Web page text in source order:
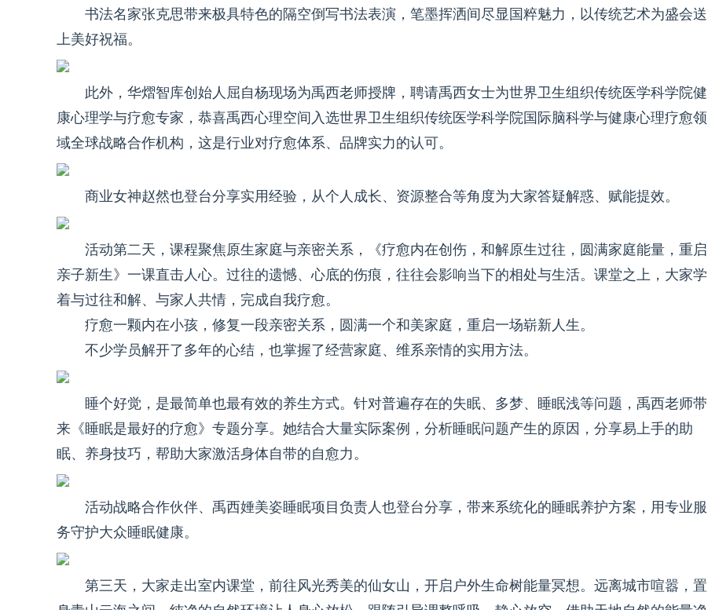
书法名家张克思带来极具特色的隔空倒写书法表演，笔墨挥洒间尽显国粹魅力，以传统艺术为盛会送
上美好祝福。
此外，华熠智库创始人屈自杨现场为禹西老师授牌，聘请禹西女士为世界卫生组织传统医学科学院健
康心理学与疗愈专家，恭喜禹西心理空间入选世界卫生组织传统医学科学院国际脑科学与健康心理疗愈领
域全球战略合作机构，这是行业对疗愈体系、品牌实力的认可。
商业女神赵然也登台分享实用经验，从个人成长、资源整合等角度为大家答疑解惑、赋能提效。
活动第二天，课程聚焦原生家庭与亲密关系，《疗愈内在创伤，和解原生过往，圆满家庭能量，重启
亲子新生》一课直击人心。过往的遗憾、心底的伤痕，往往会影响当下的相处与生活。课堂之上，大家学
着与过往和解、与家人共情，完成自我疗愈。
疗愈一颗内在小孩，修复一段亲密关系，圆满一个和美家庭，重启一场崭新人生。
不少学员解开了多年的心结，也掌握了经营家庭、维系亲情的实用方法。
睡个好觉，是最简单也最有效的养生方式。针对普遍存在的失眠、多梦、睡眠浅等问题，禹西老师带
来《睡眠是最好的疗愈》专题分享。她结合大量实际案例，分析睡眠问题产生的原因，分享易上手的助
眠、养身技巧，帮助大家激活身体自带的自愈力。
活动战略合作伙伴、禹西娷美姿睡眠项目负责人也登台分享，带来系统化的睡眠养护方案，用专业服
务守护大众睡眠健康。
第三天，大家走出室内课堂，前往风光秀美的仙女山，开启户外生命树能量冥想。远离城市喧嚣，置